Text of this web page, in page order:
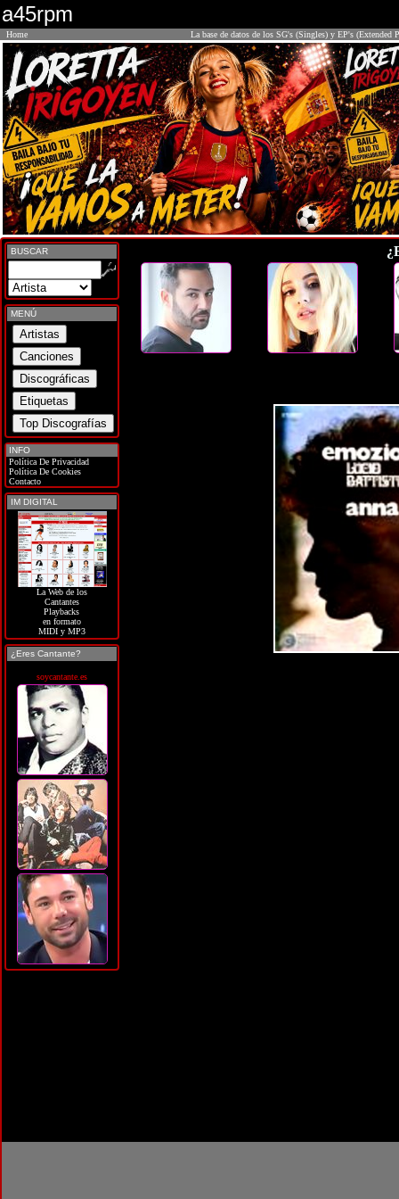
a45rpm
Home La base de datos de los SG's (Singles) y EP's (Extended
BUSCAR
MENÚ
INFO
Política De Privacidad
Política De Cookies
Contacto
IM DIGITAL
La Web de los
Cantantes
Playbacks
en formato
MIDI y MP3
¿Eres Cantante?
soycantante.es